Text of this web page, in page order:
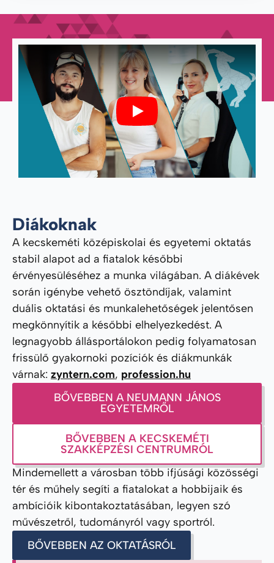
Play
Diákoknak
A kecskeméti középiskolai és egyetemi oktatás
stabil alapot ad a fiatalok későbbi
érvényesüléséhez a munka világában. A diákévek
során igénybe vehető ösztöndíjak, valamint
duális oktatási és munkalehetőségek jelentősen
megkönnyítik a későbbi elhelyezkedést. A
legnagyobb állásportálokon pedig folyamatosan
frissülő gyakornoki pozíciók és diákmunkák
várnak: zyntern.com, profession.hu
BŐVEBBEN A NEUMANN JÁNOS
EGYETEMRŐL
BŐVEBBEN A KECSKEMÉTI
SZAKKÉPZÉSI CENTRUMRÓL
Mindemellett a városban több ifjúsági közösségi
tér és műhely segíti a fiatalokat a hobbijaik és
ambícióik kibontakoztatásában, legyen szó
művészetről, tudományról vagy sportról.
BŐVEBBEN AZ OKTATÁSRÓL